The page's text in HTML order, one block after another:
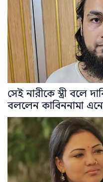
সেই নারীকে স্ত্রী বলে
বললেন কাবিননামা